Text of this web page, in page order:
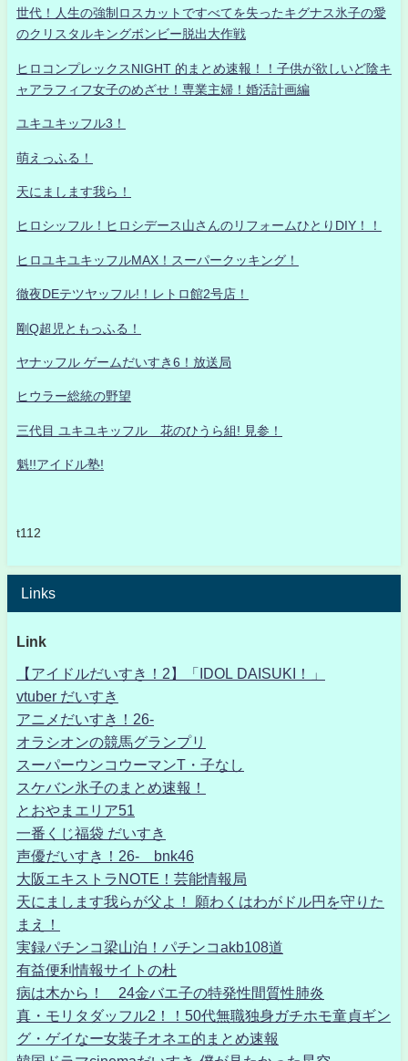
世代！人生の強制ロスカットですべてを失ったキグナス氷子の愛
のクリスタルキングボンビー脱出大作戦
ヒロコンプレックスNIGHT 的まとめ速報！！子供が欲しいど陰キ
ャアラフィフ女子のめざせ！専業主婦！婚活計画編
ユキユキッフル3！
萌えっふる！
天にまします我ら！
ヒロシッフル！ヒロシデース山さんのリフォームひとりDIY！！
ヒロユキユキッフルMAX！スーパークッキング！
徹夜DEテツヤッフル!！レトロ館2号店！
剛Q超児ともっふる！
ヤナッフル ゲームだいすき6！放送局
ヒウラー総統の野望
三代目 ユキユキッフル 花のひうら組! 見参！
魁!!アイドル塾!
t112
Links
Link
【アイドルだいすき！2】「IDOL DAISUKI！」
vtuber だいすき
アニメだいすき！26-
オラシオンの競馬グランプリ
スーパーウンコウーマンT・子なし
スケバン氷子のまとめ速報！
とおやまエリア51
一番くじ福袋 だいすき
声優だいすき！26- bnk46
大阪エキストラNOTE！芸能情報局
天にまします我らが父よ！ 願わくはわがドル円を守りた
まえ！
実録パチンコ梁山泊！パチンコakb108道
有益便利情報サイトの杜
病は木から！ 24金バエ子の特発性間質性肺炎
真・モリタダッフル2！！50代無職独身ガチホモ童貞ギン
グ・ゲイなー女装子オネエ的まとめ速報